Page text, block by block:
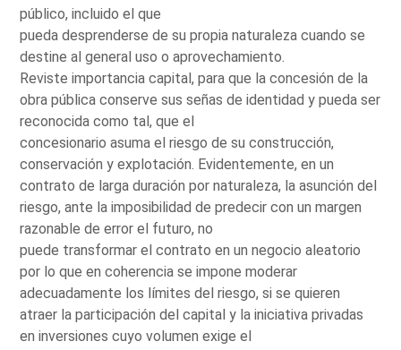
público, incluido el que
pueda desprenderse de su propia naturaleza cuando se
destine al general uso o aprovechamiento.
Reviste importancia capital, para que la concesión de la
obra pública conserve sus señas de identidad y pueda ser
reconocida como tal, que el
concesionario asuma el riesgo de su construcción,
conservación y explotación. Evidentemente, en un
contrato de larga duración por naturaleza, la asunción del
riesgo, ante la imposibilidad de predecir con un margen
razonable de error el futuro, no
puede transformar el contrato en un negocio aleatorio
por lo que en coherencia se impone moderar
adecuadamente los límites del riesgo, si se quieren
atraer la participación del capital y la iniciativa privadas
en inversiones cuyo volumen exige el